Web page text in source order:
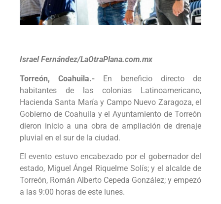
Israel Fernández/LaOtraPlana.com.mx
Torreón, Coahuila.- En beneficio directo de
habitantes de las colonias Latinoamericano,
Hacienda Santa María y Campo Nuevo Zaragoza, el
Gobierno de Coahuila y el Ayuntamiento de Torreón
dieron inicio a una obra de ampliación de drenaje
pluvial en el sur de la ciudad.
El evento estuvo encabezado por el gobernador del
estado, Miguel Ángel Riquelme Solís; y el alcalde de
Torreón, Román Alberto Cepeda González; y empezó
a las 9:00 horas de este lunes.